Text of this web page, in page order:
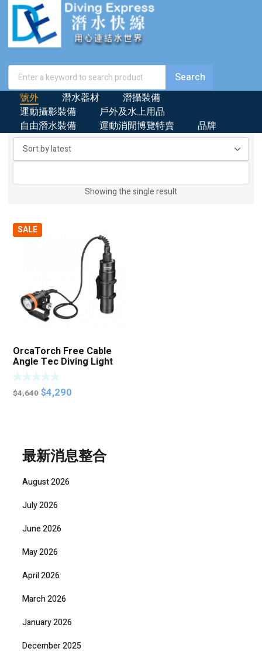
號外 潛水器材
潛攝裝備
運動攝影裝備
戶外及水上用品
自由潛水裝備
運動消閒博覽特賣 品牌
Showing the single result
SALE
OrcaTorch Free Cable
Angle Tec Diving Light
D630 V2 4000 Lumen
$4,640 Original
$4,290
最新消息整合
August 2026
July 2026
June 2026
May 2026
April 2026
March 2026
January 2026
December 2025